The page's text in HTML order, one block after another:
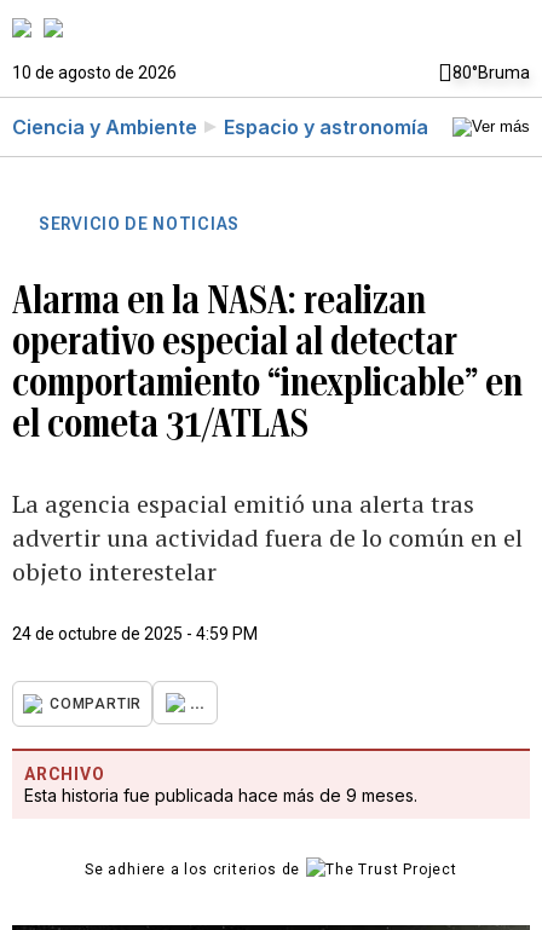
10 de agosto de 2026 80°Bruma
Ciencia y Ambiente Espacio y astronomía
SERVICIO DE NOTICIAS
Alarma en la NASA: realizan
operativo especial al detectar
comportamiento “inexplicable” en
el cometa 31/ATLAS
La agencia espacial emitió una alerta tras
advertir una actividad fuera de lo común en el
objeto interestelar
24 de octubre de 2025 - 4:59 PM
COMPARTIR ...
ARCHIVO
Esta historia fue publicada hace más de 9 meses.
Se adhiere a los criterios de